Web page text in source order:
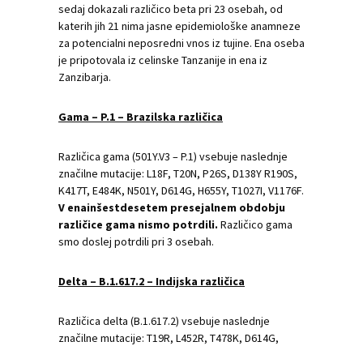
sedaj dokazali različico beta pri 23 osebah, od
katerih jih 21 nima jasne epidemiološke anamneze
za potencialni neposredni vnos iz tujine. Ena oseba
je pripotovala iz celinske Tanzanije in ena iz
Zanzibarja.
Gama – P.1 – Brazilska različica
Različica gama (501Y.V3 – P.1) vsebuje naslednje
značilne mutacije: L18F, T20N, P26S, D138Y R190S,
K417T, E484K, N501Y, D614G, H655Y, T1027I, V1176F.
V enainšestdesetem presejalnem obdobju
različice gama nismo potrdili. Različico gama
smo doslej potrdili pri 3 osebah.
Delta – B.1.617.2 – Indijska različica
Različica delta (B.1.617.2) vsebuje naslednje
značilne mutacije: T19R, L452R, T478K, D614G,